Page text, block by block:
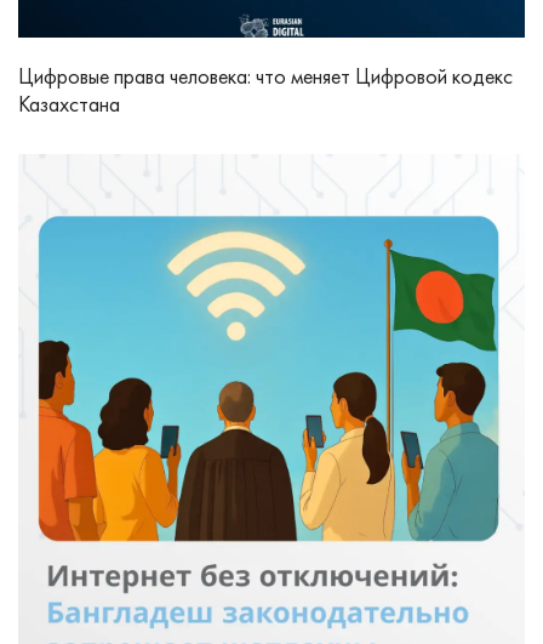
Цифровые права человека: что меняет Цифровой кодекс
Казахстана